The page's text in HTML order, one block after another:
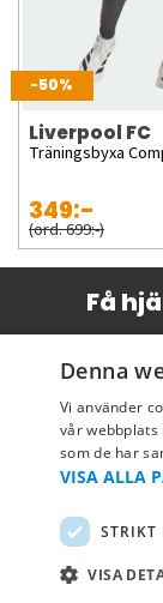
-50%
Liverpool FC
Träningsbyxa
349:-
(ord. 699:-)
Få
Leverans
Returer &
Vanliga
Denna
Vi använder
vår
som de har
VISA ALLA
STRIKT
VISA